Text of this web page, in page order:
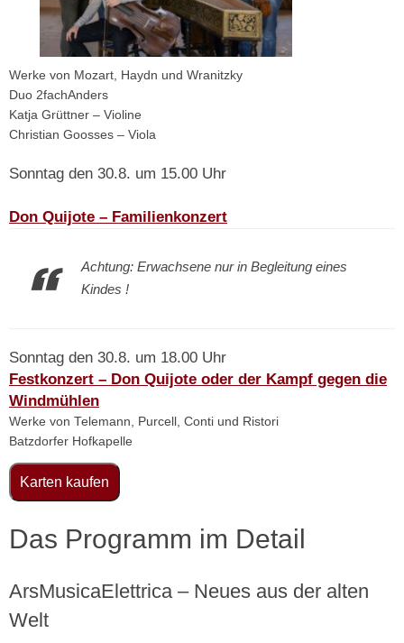
Werke von Mozart, Haydn und Wranitzky
Duo 2fachAnders
Katja Grüttner – Violine
Christian Goosses – Viola
Sonntag den 30.8. um 15.00 Uhr
Don Quijote – Familienkonzert
Achtung: Erwachsene nur in Begleitung eines
Kindes !
Sonntag den 30.8. um 18.00 Uhr
Festkonzert – Don Quijote oder der Kampf gegen die
Windmühlen
Werke von Telemann, Purcell, Conti und Ristori
Batzdorfer Hofkapelle
Karten kaufen
Das Programm im Detail
ArsMusicaElettrica – Neues aus der alten
Welt